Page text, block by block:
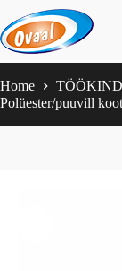
to
content
Home
Polüester/puuvill